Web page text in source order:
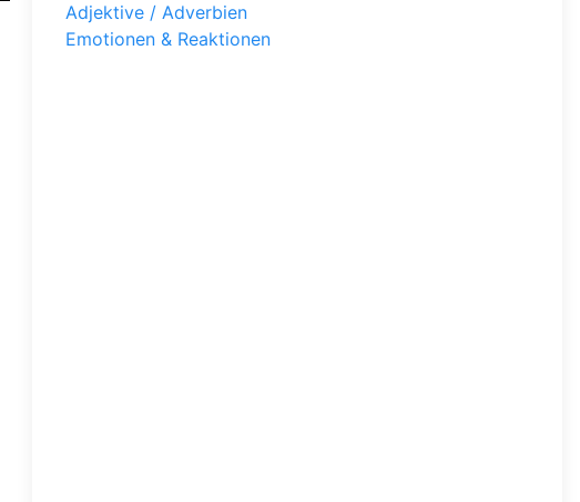
Adjektive / Adverbien
Emotionen & Reaktionen